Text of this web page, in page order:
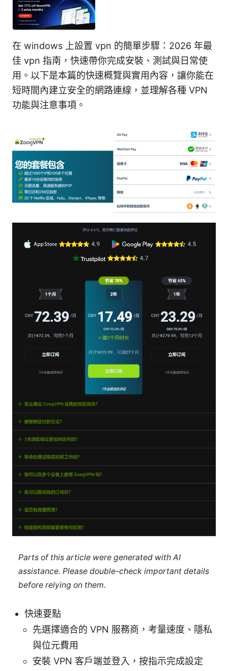
在 windows 上設置 vpn 的簡單步驟：2026 年最
佳 vpn 指南，快速帶你完成安裝、測試與日常使
用。以下是本篇的快速概覽與實用內容，讓你能在
短時間內建立安全的網路連線，並理解各種 VPN
功能與注意事項。
Parts of this article were generated with AI
assistance. Please double-check important details
before relying on them.
快速要點
先選擇適合的 VPN 服務商，考量速度、隱私
與位元費用
安裝 VPN 客戶端並登入，按指示完成設定